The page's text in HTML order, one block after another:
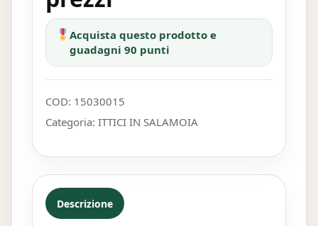
Acquista questo prodotto e
guadagni 90 punti
COD: 15030015
Categoria: ITTICI IN SALAMOIA
Descrizione